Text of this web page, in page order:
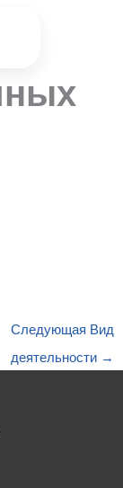
Следующая Вид
деятельности →